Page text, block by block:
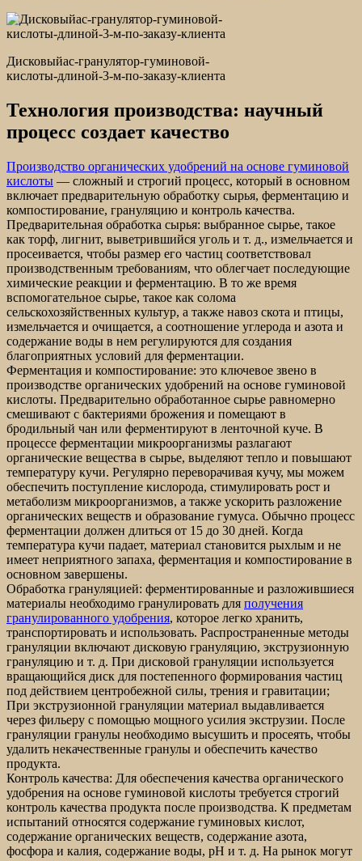
Дисковыйac-гранулятор-гуминовой-
кислоты-длиной-3-м-по-заказу-клиента
Технология производства: научный
процесс создает качество
Производство органических удобрений на основе гуминовой
кислоты — сложный и строгий процесс, который в основном
включает предварительную обработку сырья, ферментацию и
компостирование, грануляцию и контроль качества.
Предварительная обработка сырья: выбранное сырье, такое
как торф, лигнит, выветрившийся уголь и т. д., измельчается и
просеивается, чтобы размер его частиц соответствовал
производственным требованиям, что облегчает последующие
химические реакции и ферментацию. В то же время
вспомогательное сырье, такое как солома
сельскохозяйственных культур, а также навоз скота и птицы,
измельчается и очищается, а соотношение углерода и азота и
содержание воды в нем регулируются для создания
благоприятных условий для ферментации.
Ферментация и компостирование: это ключевое звено в
производстве органических удобрений на основе гуминовой
кислоты. Предварительно обработанное сырье равномерно
смешивают с бактериями брожения и помещают в
бродильный чан или ферментируют в ленточной куче. В
процессе ферментации микроорганизмы разлагают
органические вещества в сырье, выделяют тепло и повышают
температуру кучи. Регулярно переворачивая кучу, мы можем
обеспечить поступление кислорода, стимулировать рост и
метаболизм микроорганизмов, а также ускорить разложение
органических веществ и образование гумуса. Обычно процесс
ферментации должен длиться от 15 до 30 дней. Когда
температура кучи падает, материал становится рыхлым и не
имеет неприятного запаха, ферментация и компостирование в
основном завершены.
Обработка грануляцией: ферментированные и разложившиеся
материалы необходимо гранулировать для получения
гранулированного удобрения, которое легко хранить,
транспортировать и использовать. Распространенные методы
грануляции включают дисковую грануляцию, экструзионную
грануляцию и т. д. При дисковой грануляции используется
вращающийся диск для постепенного формирования частиц
под действием центробежной силы, трения и гравитации;
При экструзионной грануляции материал выдавливается
через фильеру с помощью мощного усилия экструзии. После
грануляции гранулы необходимо высушить и просеять, чтобы
удалить некачественные гранулы и обеспечить качество
продукта.
Контроль качества: Для обеспечения качества органического
удобрения на основе гуминовой кислоты требуется строгий
контроль качества продукта после производства. К предметам
испытаний относятся содержание гуминовых кислот,
содержание органических веществ, содержание азота,
фосфора и калия, содержание воды, pH и т. д. На рынок могут